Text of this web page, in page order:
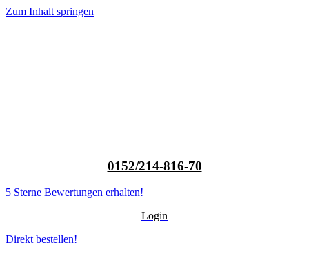
Zum Inhalt springen
0152/214-816-70
5 Sterne Bewertungen erhalten!
Login
Direkt bestellen!